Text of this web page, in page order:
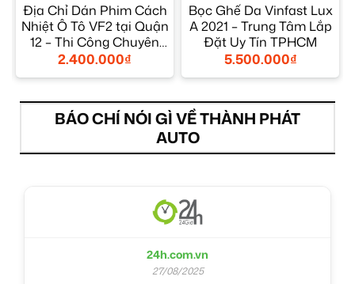
Địa Chỉ Dán Phim Cách
Nhiệt Ô Tô VF2 tại Quận
12 – Thi Công Chuyên
Nghiệp
2.400.000₫
Bọc Ghế Da Vinfast Lux
A 2021 – Trung Tâm Lắp
Đặt Uy Tín TPHCM
5.500.000₫
BÁO CHÍ NÓI GÌ VỀ THÀNH PHÁT
AUTO
24h.com.vn
27/08/2025